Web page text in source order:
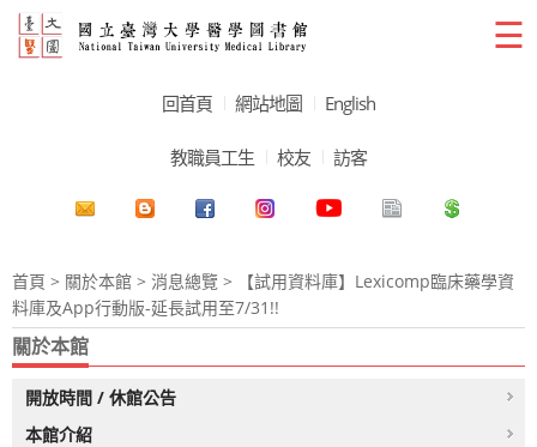
☰
回首頁 網站地圖 English
教職員工生 校友 訪客
首頁 > 關於本館 > 消息總覽 > 【試用資料庫】Lexicomp臨床藥學資
料庫及App行動版-延長試用至7/31!!
關於本館
開放時間 / 休館公告
本館介紹